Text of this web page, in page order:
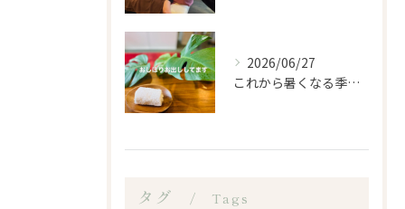
2026/06/27
これから暑くなる季節になるので、もみほぐし亭ではご来店のお客...
タグ Tags